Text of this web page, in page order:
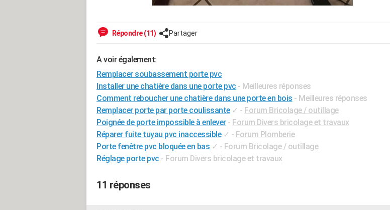
Répondre (11) Partager
A voir également:
Remplacer soubassement porte pvc
Installer une chatière dans une porte pvc - Meilleures réponses
Comment reboucher une chatière dans une porte en bois - Meilleures réponses
Remplacer porte par porte coulissante ✓ - Forum Bricolage / outillage
Poignée de porte impossible à enlever - Forum Divers bricolage et travaux
Réparer fuite tuyau pvc inaccessible ✓ - Forum Plomberie
Porte fenêtre pvc bloquée en bas ✓ - Forum Bricolage / outillage
Réglage porte pvc - Forum Divers bricolage et travaux
11 réponses